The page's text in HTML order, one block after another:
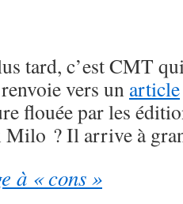
tard, c’est CMT
vers un article
flouée par les
Milo ? Il arrive à
à « cons »